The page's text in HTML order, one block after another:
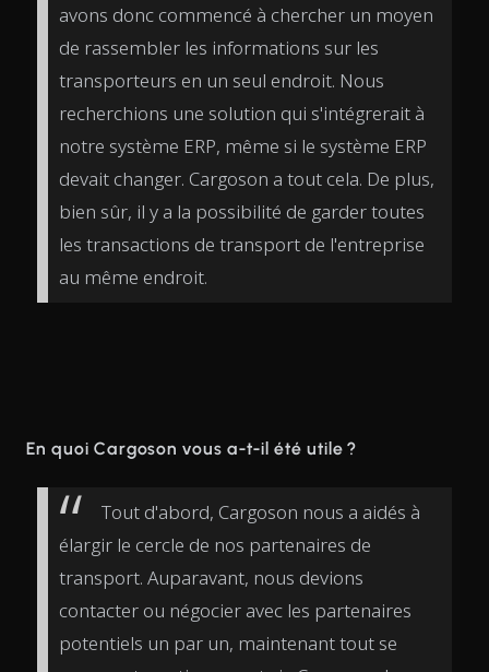
avons donc commencé à chercher un moyen
de rassembler les informations sur les
transporteurs en un seul endroit. Nous
recherchions une solution qui s'intégrerait à
notre système ERP, même si le système ERP
devait changer. Cargoson a tout cela. De plus,
bien sûr, il y a la possibilité de garder toutes
les transactions de transport de l'entreprise
au même endroit.
En quoi Cargoson vous a-t-il été utile ?
Tout d'abord, Cargoson nous a aidés à
élargir le cercle de nos partenaires de
transport. Auparavant, nous devions
contacter ou négocier avec les partenaires
potentiels un par un, maintenant tout se